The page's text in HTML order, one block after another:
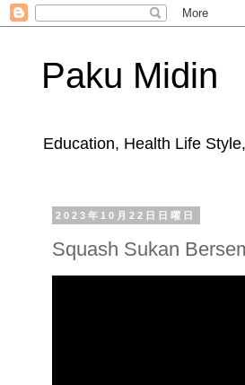
Paku Midin
Education, Health Life
2023年10月22日日曜日
Squash Sukan